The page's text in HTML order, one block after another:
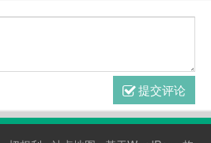
提交评论